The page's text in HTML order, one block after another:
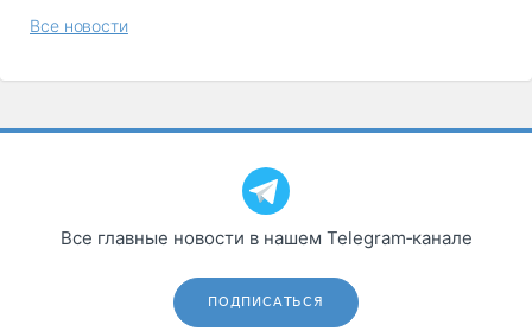
Все новости
Все главные новости в нашем Telegram‑канале
ПОДПИСАТЬСЯ